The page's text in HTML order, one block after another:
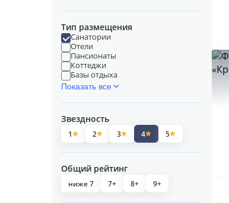
Тип размещения
Санатории
Отели
Пансионаты
Коттеджи
Базы отдыха
Показать все
Звездность
1 2 3 4 5
Общий рейтинг
ниже 7 7+ 8+ 9+